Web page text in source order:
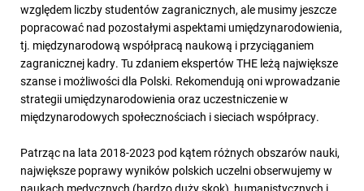
względem liczby studentów zagranicznych, ale musimy jeszcze
popracować nad pozostałymi aspektami umiędzynarodowienia,
tj. międzynarodową współpracą naukową i przyciąganiem
zagranicznej kadry. Tu zdaniem ekspertów THE leżą największe
szanse i możliwości dla Polski. Rekomendują oni wprowadzanie
strategii umiędzynarodowienia oraz uczestniczenie w
międzynarodowych społecznościach i sieciach współpracy.
Patrząc na lata 2018-2023 pod kątem różnych obszarów nauki,
największe poprawy wyników polskich uczelni obserwujemy w
naukach medycznych (bardzo duży skok), humanistycznych i